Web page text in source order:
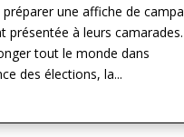
une affiche de
présentée à leurs camarades.
tout le monde dans
des élections, la...